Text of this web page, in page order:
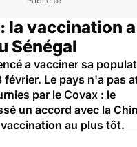
publiqueVaccin
la vaccination a
Sénégal
a vacciner sa
février. Le pays n'a pas
par le Covax : le
un accord avec la
au plus tôt.